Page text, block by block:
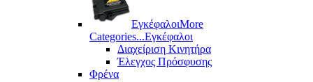
ΕγκέφαλοιMore
Categories...Εγκέφαλοι
Διαχείριση Κινητήρα
Έλεγχος Πρόσφυσης
Φρένα